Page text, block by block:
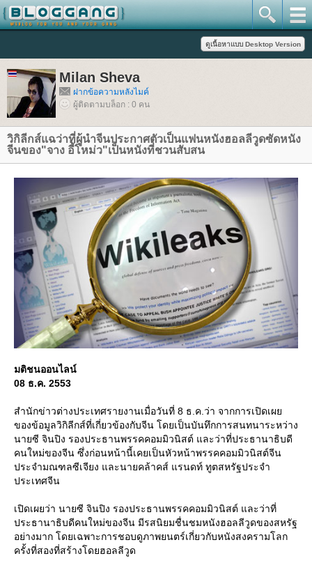
Milan Sheva
ฝากข้อความหลังไมค์
ผู้ติดตามบล็อก : 0 คน
วิกิลีกส์แฉว่าที่ผู้นำจีนประกาศตัวเป็นแฟนหนังฮอลลีวูดซัดหนัง
จีนของ"จาง อี้โหม่ว"เป็นหนังที่ชวนสับสน
มติชนออนไลน์
08 ธ.ค. 2553
สำนักข่าวต่างประเทศรายงานเมื่อวันที่ 8 ธ.ค.ว่า จากการเปิดเผ
ของข้อมูลวิกิลีกส์ที่เกี่ยวข้องกับจีน โดยเป็นบันทึกการสนทนาระหว่าง
นายซี จินปิง รองประธานพรรคคอมมิวนิสต์ และว่าที่ประธานาธิบดี
คนใหม่ของจีน ซึ่งก่อนหน้านี้เคยเป็นหัวหน้าพรรคคอมมิวนิสต์จีน
ประจำมณฑลซีเจียง และนายคล้าคส์ แรนดท์ ทูตสหรัฐประจำ
ประเทศจีน
เปิดเผยว่า นายซี จินปิง รองประธานพรรคคอมมิวนิสต์ และว่าที่
ประธานาธิบดีคนใหม่ของจีน มีรสนิยมชื่นชมหนังฮอลลีวูดของสหรัฐ
อย่างมาก โดยเฉพาะการชอบดูภาพยนตร์เกี่ยวกับหนังสงครามโลก
ครั้งที่สองที่สร้างโดยฮอลลีวูด